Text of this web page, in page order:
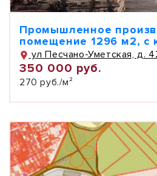
Промышленное
помещение 1296 м2, с
ул Песчано-Уметская, д.
350 000 руб.
270 руб./м²